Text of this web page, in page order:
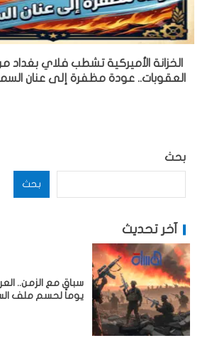
الخزانة الأميركية تشطب فلاي بغداد
العقوبات.. عودة مظفرة إلى عنان
بحث
بحث
آخر تحديث
يوماً لحسم ملف